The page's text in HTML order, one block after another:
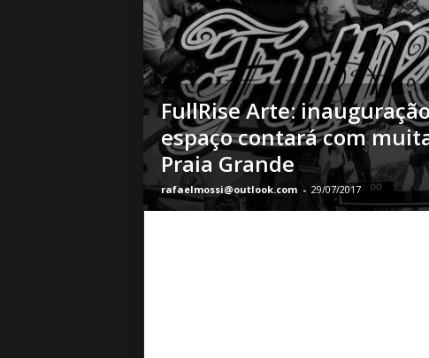
o
|
S
u
a
B
s
e
d
FullRise Arte:
espaço contará com
Praia Grande
rafaelmossi@outlook.com - 29/07/2017